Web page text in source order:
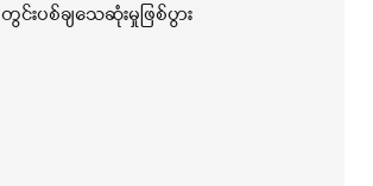
တွင်းပစ်ချသေဆုံးမှုဖြစ်ပွား